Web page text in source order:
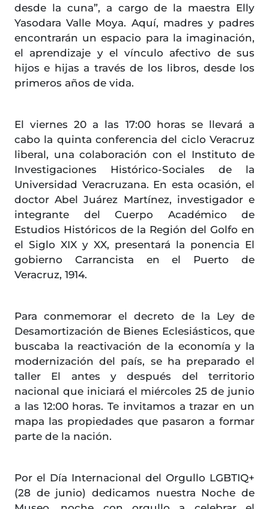
desde la cuna”, a cargo de la maestra Elly
Yasodara Valle Moya. Aquí, madres y padres
encontrarán un espacio para la imaginación,
el aprendizaje y el vínculo afectivo de sus
hijos e hijas a través de los libros, desde los
primeros años de vida.
El viernes 20 a las 17:00 horas se llevará a
cabo la quinta conferencia del ciclo Veracruz
liberal, una colaboración con el Instituto de
Investigaciones Histórico-Sociales de la
Universidad Veracruzana. En esta ocasión, el
doctor Abel Juárez Martínez, investigador e
integrante del Cuerpo Académico de
Estudios Históricos de la Región del Golfo en
el Siglo XIX y XX, presentará la ponencia El
gobierno Carrancista en el Puerto de
Veracruz, 1914.
Para conmemorar el decreto de la Ley de
Desamortización de Bienes Eclesiásticos, que
buscaba la reactivación de la economía y la
modernización del país, se ha preparado el
taller El antes y después del territorio
nacional que iniciará el miércoles 25 de junio
a las 12:00 horas. Te invitamos a trazar en un
mapa las propiedades que pasaron a formar
parte de la nación.
Por el Día Internacional del Orgullo LGBTIQ+
(28 de junio) dedicamos nuestra Noche de